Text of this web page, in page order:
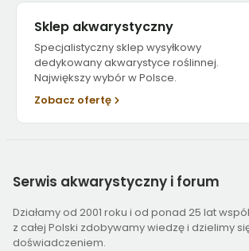
Sklep akwarystyczny
Specjalistyczny sklep wysyłkowy
dedykowany akwarystyce roślinnej.
Największy wybór w Polsce.
Zobacz ofertę
Serwis akwarystyczny i forum
Działamy od 2001 roku i od ponad 25 lat
z całej Polski zdobywamy wiedzę i dzielimy
doświadczeniem.